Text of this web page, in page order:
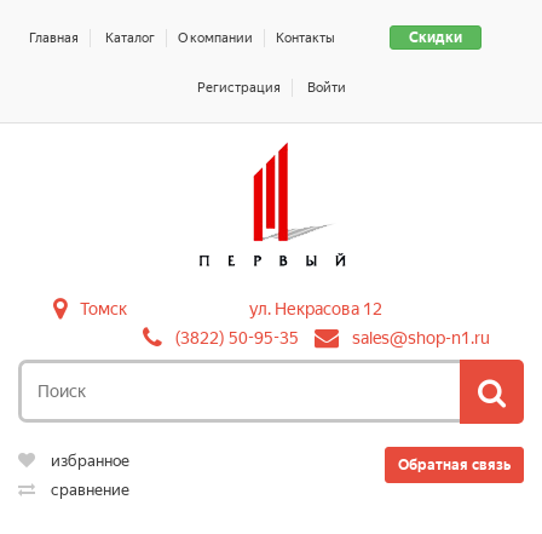
Скидки
Главная Каталог О компании Контакты
Регистрация Войти
Томск
ул. Некрасова 12
(3822) 50-95-35
sales@shop-n1.ru
Обратная связь
избранное
сравнение